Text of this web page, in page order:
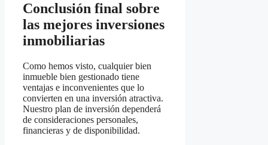
Conclusión final sobre
las mejores inversiones
inmobiliarias
Como hemos visto, cualquier bien
inmueble bien gestionado tiene
ventajas e inconvenientes que lo
convierten en una inversión atractiva.
Nuestro plan de inversión dependerá
de consideraciones personales,
financieras y de disponibilidad.